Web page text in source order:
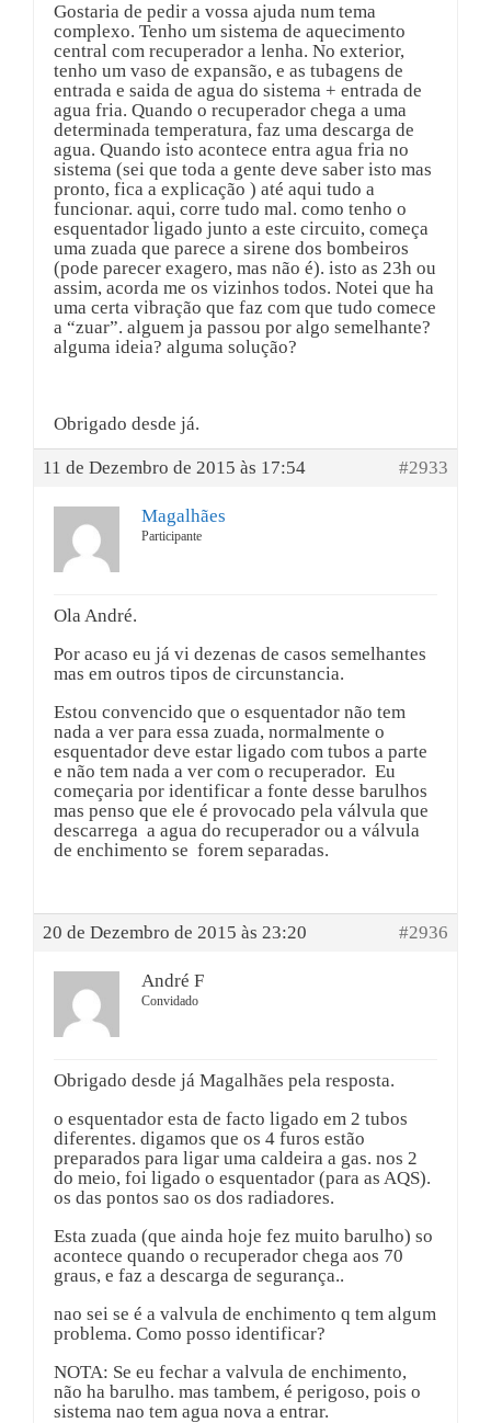
Gostaria de pedir a vossa ajuda num tema
complexo. Tenho um sistema de aquecimento
central com recuperador a lenha. No exterior,
tenho um vaso de expansão, e as tubagens de
entrada e saida de agua do sistema + entrada de
agua fria. Quando o recuperador chega a uma
determinada temperatura, faz uma descarga de
agua. Quando isto acontece entra agua fria no
sistema (sei que toda a gente deve saber isto mas
pronto, fica a explicação ) até aqui tudo a
funcionar. aqui, corre tudo mal. como tenho o
esquentador ligado junto a este circuito, começa
uma zuada que parece a sirene dos bombeiros
(pode parecer exagero, mas não é). isto as 23h ou
assim, acorda me os vizinhos todos. Notei que ha
uma certa vibração que faz com que tudo comece
a “zuar”. alguem ja passou por algo semelhante?
alguma ideia? alguma solução?
Obrigado desde já.
11 de Dezembro de 2015 às 17:54 #2933
Magalhães
Participante
Ola André.
Por acaso eu já vi dezenas de casos semelhantes
mas em outros tipos de circunstancia.
Estou convencido que o esquentador não tem
nada a ver para essa zuada, normalmente o
esquentador deve estar ligado com tubos a parte
e não tem nada a ver com o recuperador. Eu
começaria por identificar a fonte desse barulhos
mas penso que ele é provocado pela válvula que
descarrega a agua do recuperador ou a válvula
de enchimento se forem separadas.
20 de Dezembro de 2015 às 23:20 #2936
André F
Convidado
Obrigado desde já Magalhães pela resposta.
o esquentador esta de facto ligado em 2 tubos
diferentes. digamos que os 4 furos estão
preparados para ligar uma caldeira a gas. nos 2
do meio, foi ligado o esquentador (para as AQS).
os das pontos sao os dos radiadores.
Esta zuada (que ainda hoje fez muito barulho) so
acontece quando o recuperador chega aos 70
graus, e faz a descarga de segurança..
nao sei se é a valvula de enchimento q tem algum
problema. Como posso identificar?
NOTA: Se eu fechar a valvula de enchimento,
não ha barulho. mas tambem, é perigoso, pois o
sistema nao tem agua nova a entrar.